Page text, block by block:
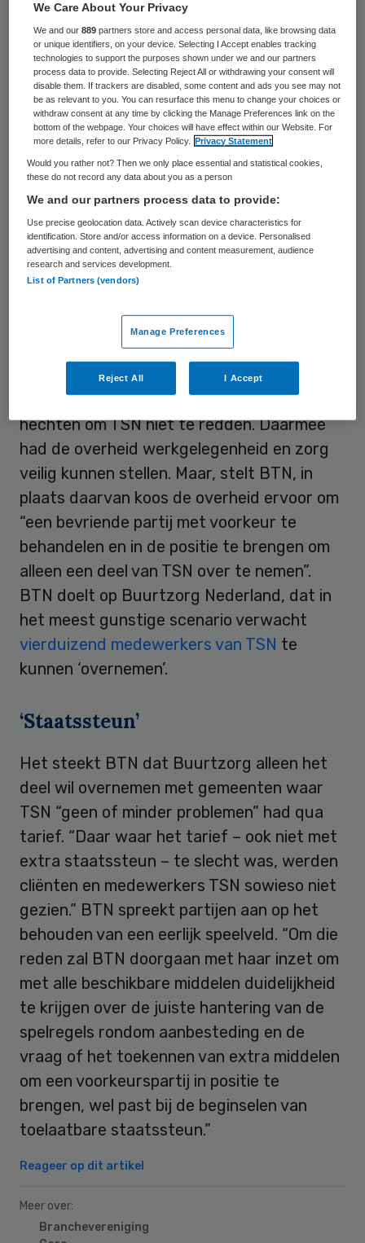
periode waarin de thuiszorg verkeert, aldus
BTN. Het betekent veel onzekerheid bij
kwetsbare burgers die zorg en
huishoudelijke hulp nodig hebben en dreigt
wederom binnen de sector tot veel
banenverlies te leiden. De
brancheorganisatie laat weten alle
betrokkenen bij het faillissement van TSN
“veel sterkte in deze onzekere en
onwenselijke situatie” toe te wensen.
BTN constateert dat tijdens de surseance
oplossing voor TSN cliënten en
medewerkers TSN gevonden had kunnen
worden”, de overheid en onder meer PvdA-
fractievoorzitter Samsom er belang aan
hechten om TSN niet te redden. Daarmee
had de overheid werkgelegenheid en zorg
veilig kunnen stellen. Maar, stelt BTN, in
plaats daarvan koos de overheid ervoor om
“een bevriende partij met voorkeur te
behandelen en in de positie te brengen om
alleen een deel van TSN over te nemen”.
BTN doelt op Buurtzorg Nederland, dat in
het meest gunstige scenario verwacht
vierduizend medewerkers van TSN te
kunnen ‘overnemen’.
‘Staatssteun’
Het steekt BTN dat Buurtzorg alleen het
deel wil overnemen met gemeenten waar
TSN “geen of minder problemen” had qua
tarief. “Daar waar het tarief – ook niet met
extra staatssteun – te slecht was, werden
cliënten en medewerkers TSN sowieso niet
gezien.” BTN spreekt partijen aan op het
behouden van een eerlijk speelveld. “Om die
reden zal BTN doorgaan met haar inzet om
met alle beschikbare middelen duidelijkheid
te krijgen over de juiste hantering van de
spelregels rondom aanbesteding en de
vraag of het toekennen van extra middelen
om een voorkeurspartij in positie te
brengen, wel past bij de beginselen van
toelaatbare staatssteun.”
Reageer op dit artikel
Meer over:
Branchevereniging
We Care About Your Privacy
We and our889 partners store and access personal data, like browsing data
or unique identifiers, on your device. Selecting I Accept enables tracking
technologies to support the purposes shown under we and our partners
process data to provide. Selecting Reject All or withdrawing your consent will
disable them. If trackers are disabled, some content and ads you see may not
be as relevant to you. You can resurface this menu to change your choices or
withdraw consent at any time by clicking the Manage Preferences link on the
bottom of the webpage. Your choices will have effect within our Website. For
more details, refer to our Privacy Policy.
Privacy Statement
Would you rather not? Then we only place essential and statistical cookies,
these do not record any data about you as a person
We and our partners process data to provide:
Use precise geolocation data. Actively scan device characteristics for
identification. Store and/or access information on a device. Personalised
advertising and content, advertising and content measurement, audience
research and services development.
List of Partners (vendors)
Manage Preferences
Reject All I Accept